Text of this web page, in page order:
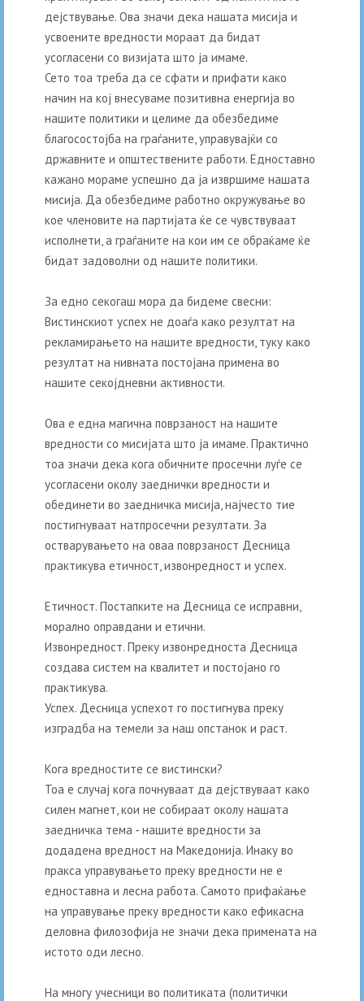
дејствување. Ова значи дека нашата мисија и
усвоените вредности мораат да бидат
усогласени со визијата што ја имаме.
Сето тоа треба да се сфати и прифати како
начин на кој внесуваме позитивна енергија во
нашите политики и целиме да обезбедиме
благосостојба на граѓаните, управувајќи со
државните и општествените работи. Едноставно
кажано мораме успешно да ја извршиме нашата
мисија. Да обезбедиме работно окружување во
кое членовите на партијата ќе се чувствуваат
исполнети, а граѓаните на кои им се обраќаме ќе
бидат задоволни од нашите политики.
За едно секогаш мора да бидеме свесни:
Вистинскиот успех не доаѓа како резултат на
рекламирањето на нашите вредности, туку како
резултат на нивната постојана примена во
нашите секојдневни активности.
Ова е една магична поврзаност на нашите
вредности со мисијата што ја имаме. Практично
тоа значи дека кога обичните просечни луѓе се
усогласени околу заеднички вредности и
обединети во заедничка мисија, најчесто тие
постигнуваат натпросечни резултати. За
остварувањето на оваа поврзаност Десница
практикува етичност, извонредност и успех.
Етичност. Постапките на Десница се исправни,
морално оправдани и етични.
Извонредност. Преку извонредноста Десница
создава систем на квалитет и постојано го
практикува.
Успех. Десница успехот го постигнува преку
изградба на темели за наш опстанок и раст.
Кога вредностите се вистински?
Тоа е случај кога почнуваат да дејствуваат како
силен магнет, кои не собираат околу нашата
заедничка тема - нашите вредности за
додадена вредност на Македонија. Инаку во
пракса управувањето преку вредности не е
едноставна и лесна работа. Самото прифаќање
на управување преку вредности како ефикасна
деловна филозофија не значи дека примената на
истото оди лесно.
На многу учесници во политиката (политички